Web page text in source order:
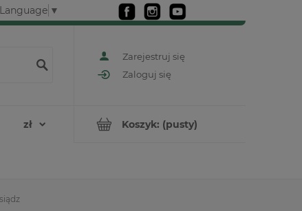
▼
Zarejestruj się
Zaloguj się
Koszyk: (pusty)